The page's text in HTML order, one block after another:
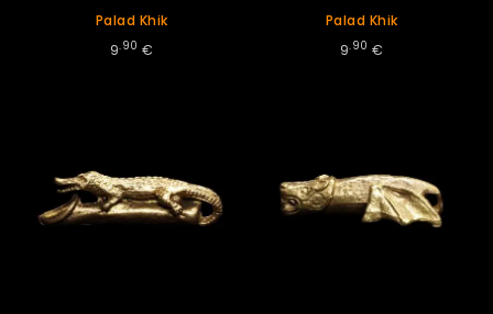
Palad Khik
9.90 €
Palad Khik
9.90 €